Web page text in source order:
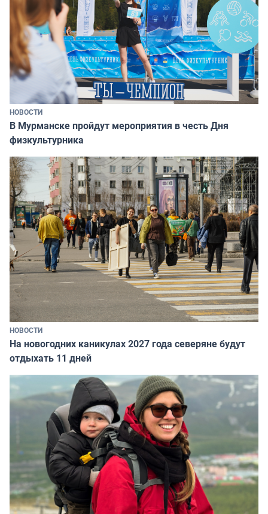
НОВОСТИ
В Мурманске пройдут мероприятия в честь Дня
физкультурника
НОВОСТИ
На новогодних каникулах 2027 года северяне будут
отдыхать 11 дней